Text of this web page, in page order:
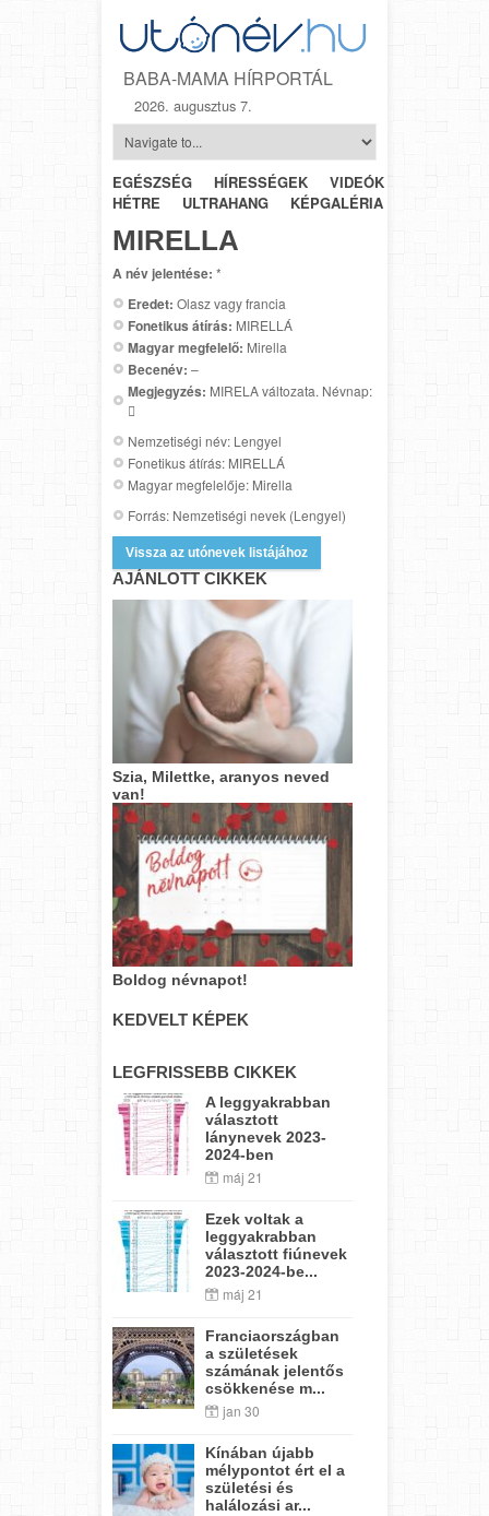
BABA-MAMA HÍRPORTÁL
2026. augusztus 7.
EGÉSZSÉG HÍRESSÉGEK VIDEÓK
HÉTRŐL-
HÉTRE
ULTRAHANG KÉPGALÉRIA
MIRELLA
A név jelentése: *
Eredet: Olasz vagy francia
Fonetikus átírás: MIRELLÁ
Magyar megfelelő: Mirella
Becenév: –
Megjegyzés: MIRELA változata. Névnap:

Nemzetiségi név: Lengyel
Fonetikus átírás: MIRELLÁ
Magyar megfelelője: Mirella
Forrás: Nemzetiségi nevek (Lengyel)
Vissza az utónevek listájához
AJÁNLOTT CIKKEK
Szia, Milettke, aranyos neved
van!
Boldog névnapot!
KEDVELT KÉPEK
LEGFRISSEBB CIKKEK
A leggyakrabban
választott
lánynevek 2023-
2024-ben
máj 21
Ezek voltak a
leggyakrabban
választott fiúnevek
2023-2024-be...
máj 21
Franciaországban
a születések
számának jelentős
csökkenése m...
jan 30
Kínában újabb
mélypontot ért el a
születési és
halálozási ar...